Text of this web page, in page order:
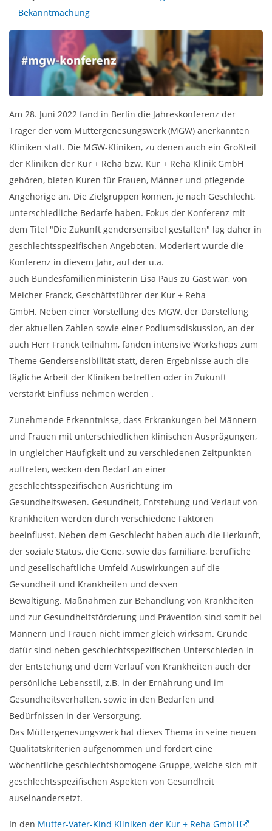
Bekanntmachung
Am 28. Juni 2022 fand in Berlin die Jahreskonferenz der
Träger der vom Müttergenesungswerk (MGW) anerkannten
Kliniken statt. Die MGW-Kliniken, zu denen auch ein Großteil
der Kliniken der Kur + Reha bzw. Kur + Reha Klinik GmbH
gehören, bieten Kuren für Frauen, Männer und pflegende
Angehörige an. Die Zielgruppen können, je nach Geschlecht,
unterschiedliche Bedarfe haben. Fokus der Konferenz mit
dem Titel "Die Zukunft gendersensibel gestalten" lag daher in
geschlechtsspezifischen Angeboten. Moderiert wurde die
Konferenz in diesem Jahr, auf der u.a.
auch Bundesfamilienministerin Lisa Paus zu Gast war, von
Melcher Franck, Geschäftsführer der Kur + Reha
GmbH. Neben einer Vorstellung des MGW, der Darstellung
der aktuellen Zahlen sowie einer Podiumsdiskussion, an der
auch Herr Franck teilnahm, fanden intensive Workshops zum
Theme Gendersensibilität statt, deren Ergebnisse auch die
tägliche Arbeit der Kliniken betreffen oder in Zukunft
verstärkt Einfluss nehmen werden .
Zunehmende Erkenntnisse, dass Erkrankungen bei Männern
und Frauen mit unterschiedlichen klinischen Ausprägungen,
in ungleicher Häufigkeit und zu verschiedenen Zeitpunkten
auftreten, wecken den Bedarf an einer
geschlechtsspezifischen Ausrichtung im
Gesundheitswesen. Gesundheit, Entstehung und Verlauf von
Krankheiten werden durch verschiedene Faktoren
beeinflusst. Neben dem Geschlecht haben auch die Herkunft,
der soziale Status, die Gene, sowie das familiäre, berufliche
und gesellschaftliche Umfeld Auswirkungen auf die
Gesundheit und Krankheiten und dessen
Bewältigung. Maßnahmen zur Behandlung von Krankheiten
und zur Gesundheitsförderung und Prävention sind somit bei
Männern und Frauen nicht immer gleich wirksam. Gründe
dafür sind neben geschlechtsspezifischen Unterschieden in
der Entstehung und dem Verlauf von Krankheiten auch der
persönliche Lebensstil, z.B. in der Ernährung und im
Gesundheitsverhalten, sowie in den Bedarfen und
Bedürfnissen in der Versorgung.
Das Müttergenesungswerk hat dieses Thema in seine neuen
Qualitätskriterien aufgenommen und fordert eine
wöchentliche geschlechtshomogene Gruppe, welche sich mit
geschlechtsspezifischen Aspekten von Gesundheit
auseinandersetzt.
In den Mutter-Vater-Kind Kliniken der Kur + Reha GmbH